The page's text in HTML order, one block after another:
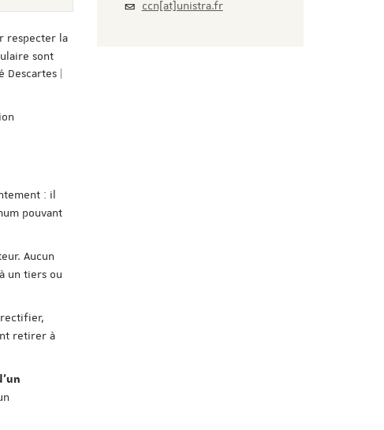
respecter la
sont
Descartes |
: il
pouvant
Aucun
un tiers ou
rectifier,
retirer à
ccn[at]unistra.fr